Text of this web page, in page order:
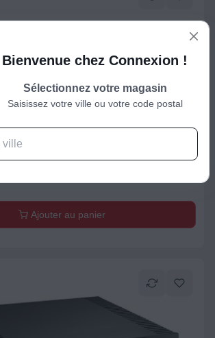
Ajouter au panier
Bienvenue chez Connexion !
Sélectionnez votre magasin
Saisissez votre ville ou votre code postal